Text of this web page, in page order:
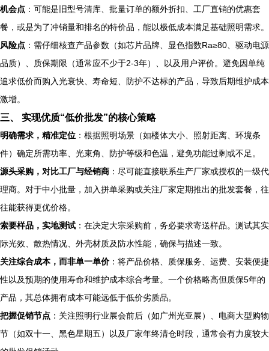
机会点 ：可能是旧型号清库、批量订单的额外折扣、工厂直销的优惠套
餐，或是为了冲销量和排名的特价品，能以极低成本满足基础照明需求。
风险点 ：需仔细核查产品参数（如芯片品牌、显色指数Ra≥80、驱动电源
品质）、质保期限（通常应不少于2-3年）、以及用户评价。避免因单纯
追求低价而购入光衰快、寿命短、防护不达标的产品，导致后期维护成本
激增。
三、 实现优质“低价批发”的核心策略
明确需求，精准定位 ：根据照明场景（如楼体大小、照射距离、环境条
件）确定所需功率、光束角、防护等级和色温，避免功能过剩或不足。
源头采购，对比工厂与经销商 ：尽可能直接联系生产厂家或授权的一级代
理商。对于中小批量，加入拼单采购或关注厂家定期推出的批发套餐，往
往能获得更优价格。
索要样品，实地测试 ：在决定大宗采购前，务必要求寄送样品。测试其实
际光效、散热情况、外壳材质及防水性能，确保与描述一致。
关注综合成本，而非单一单价：将产品价格、质保服务、运费、安装便捷
性以及预期的使用寿命和维护成本综合考量。一个价格略高但质保5年的
产品，其总体拥有成本可能远低于低价劣质品。
把握促销节点 ：关注照明行业展会前后（如广州光亚展）、电商大型购物
节（如双十一、黑色星期五）以及厂家年终清仓时段，通常会有力度较大